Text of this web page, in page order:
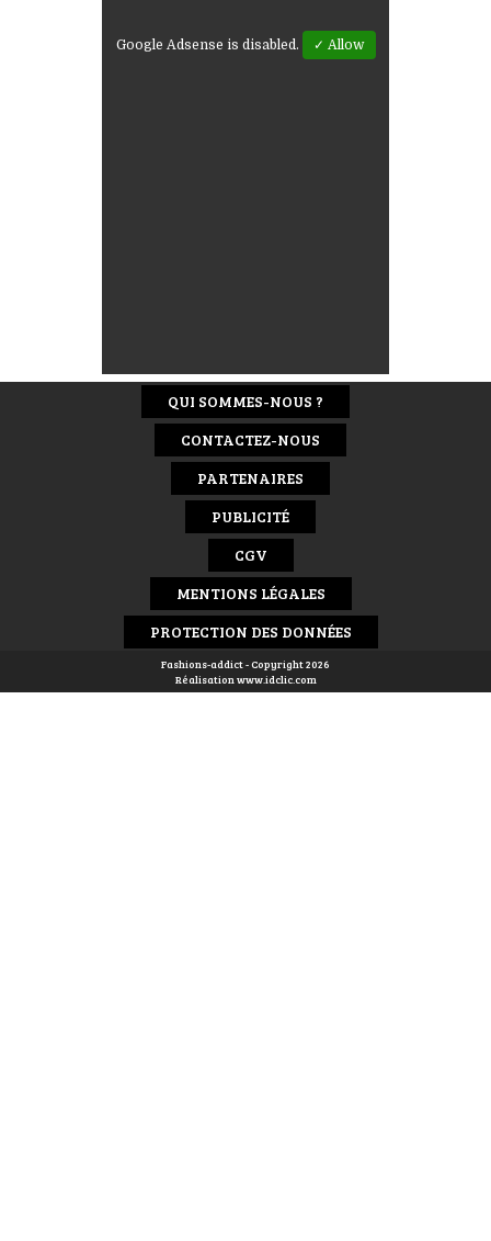
Google Adsense is disabled. ✓ Allow
QUI SOMMES-NOUS ?
CONTACTEZ-NOUS
PARTENAIRES
PUBLICITÉ
CGV
MENTIONS LÉGALES
PROTECTION DES DONNÉES
Fashions-addict - Copyright 2026
Réalisationwww.idclic.com